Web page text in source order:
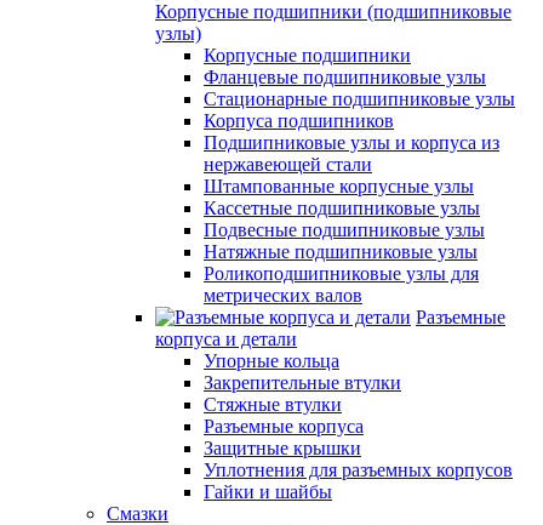
Корпусные подшипники (подшипниковые
узлы)
Корпусные подшипники
Фланцевые подшипниковые узлы
Стационарные подшипниковые узлы
Корпуса подшипников
Подшипниковые узлы и корпуса из
нержавеющей стали
Штампованные корпусные узлы
Кассетные подшипниковые узлы
Подвесные подшипниковые узлы
Натяжные подшипниковые узлы
Роликоподшипниковые узлы для
метрических валов
Разъемные
корпуса и детали
Упорные кольца
Закрепительные втулки
Стяжные втулки
Разъемные корпуса
Защитные крышки
Уплотнения для разъемных корпусов
Гайки и шайбы
Смазки